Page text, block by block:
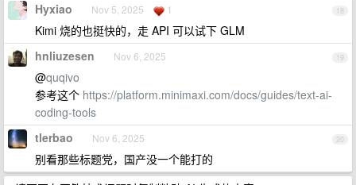
18
Hyxiao Nov 5, 2025 1
Kimi 烧的也挺快的，走 API 可以试下 GLM
19
hnliuzesen Nov 6, 2025
@quqivo
参考这个 https://platform.minimaxi.com/docs/guides/text-ai-
coding-tools
20
tlerbao Nov 6, 2025
别看那些标题党，国产没一个能打的